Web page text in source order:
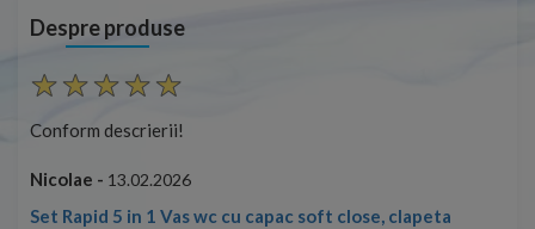
Despre produse
Conform descrierii!
Nicolae - 13.02.2026
Set Rapid 5 in 1 Vas wc cu capac soft close, clapeta